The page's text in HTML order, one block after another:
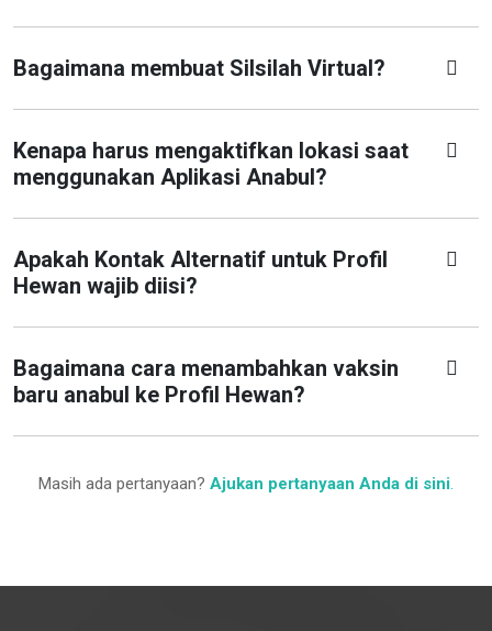
Bagaimana membuat Silsilah Virtual?
Kenapa harus mengaktifkan lokasi saat
menggunakan Aplikasi Anabul?
Apakah Kontak Alternatif untuk Profil
Hewan wajib diisi?
Bagaimana cara menambahkan vaksin
baru anabul ke Profil Hewan?
Masih ada pertanyaan? Ajukan pertanyaan Anda di sini.